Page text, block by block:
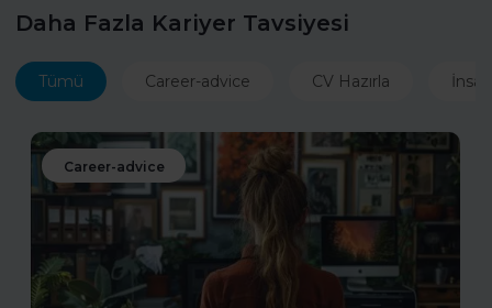
Daha Fazla Kariyer Tavsiyesi
Tümü Career-advice CV Hazırla
Career-advice